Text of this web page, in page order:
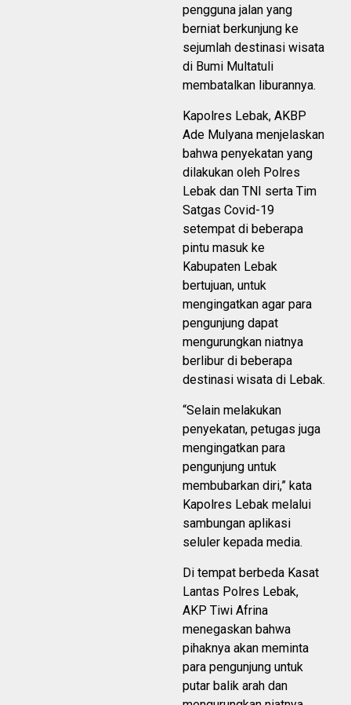
pengguna jalan yang
berniat berkunjung ke
sejumlah destinasi wisata
di Bumi Multatuli
membatalkan liburannya.
Kapolres Lebak, AKBP
Ade Mulyana menjelaskan
bahwa penyekatan yang
dilakukan oleh Polres
Lebak dan TNI serta Tim
Satgas Covid-19
setempat di beberapa
pintu masuk ke
Kabupaten Lebak
bertujuan, untuk
mengingatkan agar para
pengunjung dapat
mengurungkan niatnya
berlibur di beberapa
destinasi wisata di Lebak.
“Selain melakukan
penyekatan, petugas juga
mengingatkan para
pengunjung untuk
membubarkan diri,” kata
Kapolres Lebak melalui
sambungan aplikasi
seluler kepada media.
Di tempat berbeda Kasat
Lantas Polres Lebak,
AKP Tiwi Afrina
menegaskan bahwa
pihaknya akan meminta
para pengunjung untuk
putar balik arah dan